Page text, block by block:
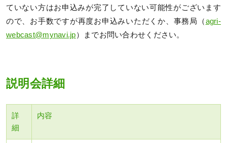
ていない方はお申込みが完了していない可能性がございます
ので、お手数ですが再度お申込みいただくか、事務局（agri-
webcast@mynavi.jp）までお問い合わせください。
説明会詳細
詳
細
内容